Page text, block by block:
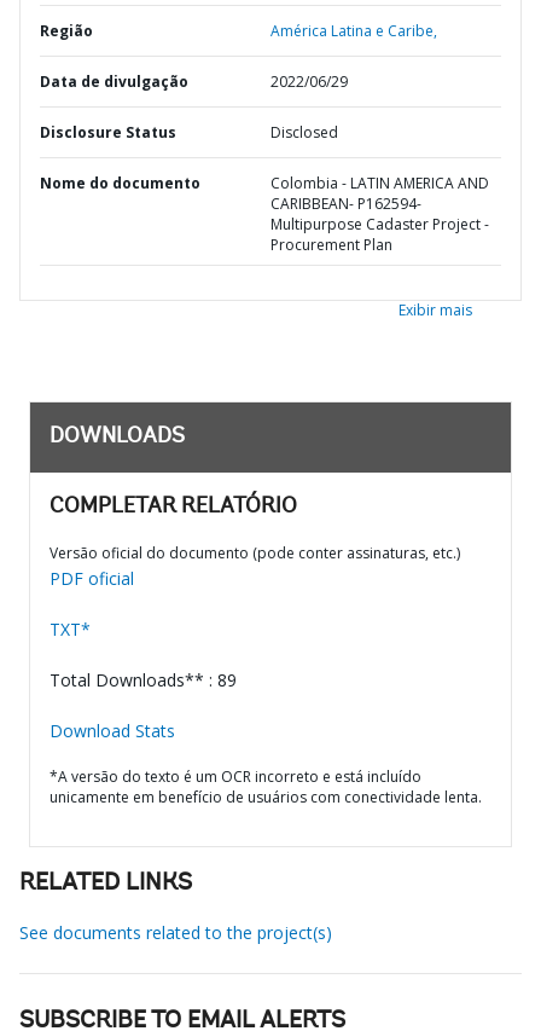
Região América Latina e Caribe,
Data de divulgação 2022/06/29
Disclosure Status Disclosed
Nome do documento
Colombia - LATIN AMERICA AND
CARIBBEAN- P162594-
Multipurpose Cadaster Project -
Procurement Plan
Exibir mais
DOWNLOADS
COMPLETAR RELATÓRIO
Versão oficial do documento (pode conter assinaturas, etc.)
PDF oficial
TXT*
Total Downloads** : 89
Download Stats
*A versão do texto é um OCR incorreto e está incluído
unicamente em benefício de usuários com conectividade lenta.
RELATED LINKS
See documents related to the project(s)
SUBSCRIBE TO EMAIL ALERTS